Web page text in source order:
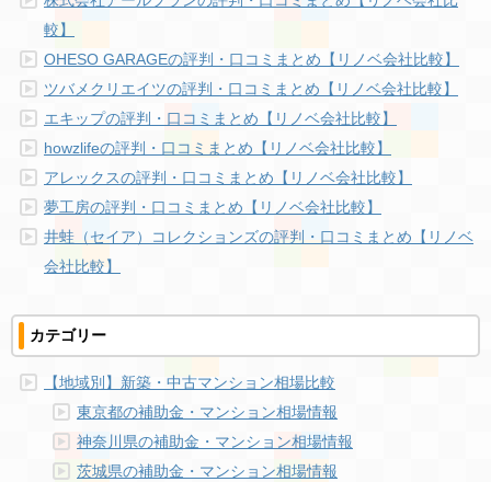
較】
OHESO GARAGEの評判・口コミまとめ【リノベ会社比較】
ツバメクリエイツの評判・口コミまとめ【リノベ会社比較】
エキップの評判・口コミまとめ【リノベ会社比較】
howzlifeの評判・口コミまとめ【リノベ会社比較】
アレックスの評判・口コミまとめ【リノベ会社比較】
夢工房の評判・口コミまとめ【リノベ会社比較】
井蛙（セイア）コレクションズの評判・口コミまとめ【リノベ
会社比較】
カテゴリー
【地域別】新築・中古マンション相場比較
東京都の補助金・マンション相場情報
神奈川県の補助金・マンション相場情報
茨城県の補助金・マンション相場情報